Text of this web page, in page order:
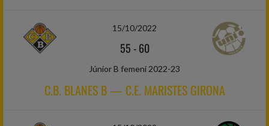
15/10/2022
55-60
Júnior B femení 2022-23
C.B. BLANES B — C.E. MARISTES GIRONA